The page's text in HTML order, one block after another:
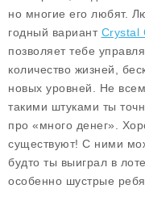
но многие его любят.
годный вариант Crystal
позволяет тебе
количество жизней,
новых уровней. Не
такими штуками ты
про «много денег».
существуют! С ними
будто ты выиграл в
особенно шустрые